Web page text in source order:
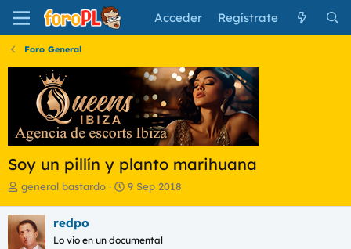
Acceder Regístrate
Foro General
Soy un pillín y planto marihuana
I
i
c
i
general bastardo
F
a
9 Sep 2018
redpo
Lo vio en un documental